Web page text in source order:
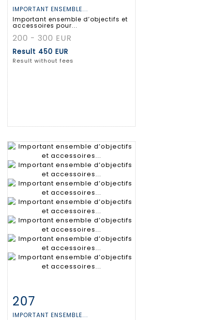
IMPORTANT ENSEMBLE...
Important ensemble d’objectifs et
accessoires pour...
200 - 300 EUR
Result 450 EUR
Result without fees
Item detail
207
IMPORTANT ENSEMBLE...